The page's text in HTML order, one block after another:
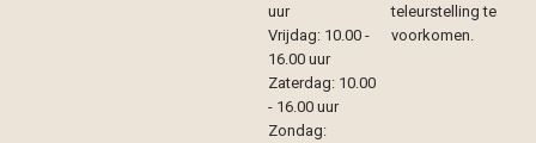
uur
Vrijdag: 10.00 -
16.00 uur
Zaterdag: 10.00
- 16.00 uur
Zondag:
teleurstelling te
voorkomen.